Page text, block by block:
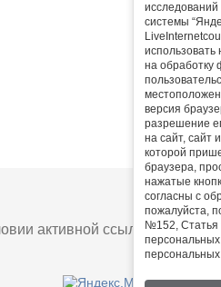
системы
использовать
на обработку
версия
разрешение
на сайт, сайт
которой
браузера,
нажатые
согласны с
пожалуйста,
№152, Статья
активной ссылки на сайт.